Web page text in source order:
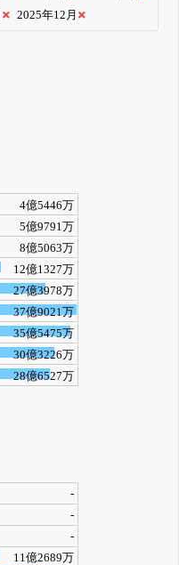
2025年12月
4億5446万
5億9791万
8億5063万
12億1327万
27億3978万
37億9021万
35億5475万
30億3226万
28億6527万
-
-
-
11億2689万